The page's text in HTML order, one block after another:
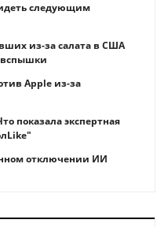
следующим
из-за салата в США
вспышки
Apple из-за
показала экспертная
отключении ИИ